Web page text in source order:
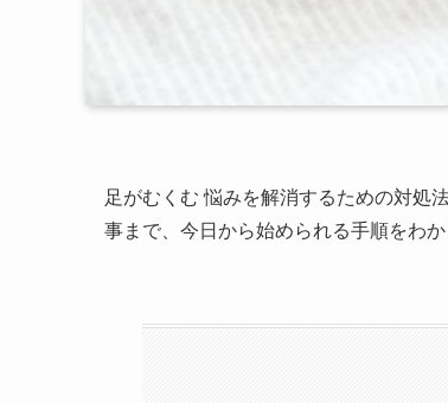
足がむくむ 悩みを解消するための対処
事まで、今日から始められる手順をわか